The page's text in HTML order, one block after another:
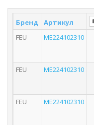
Бренд Артикул
FEU
ME224102310
FEU
ME224102310
FEU
ME224102310